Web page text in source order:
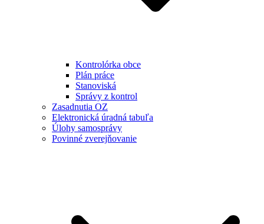
Kontrolórka obce
Plán práce
Stanoviská
Správy z kontrol
Zasadnutia OZ
Elektronická úradná tabuľa
Úlohy samosprávy
Povinné zverejňovanie